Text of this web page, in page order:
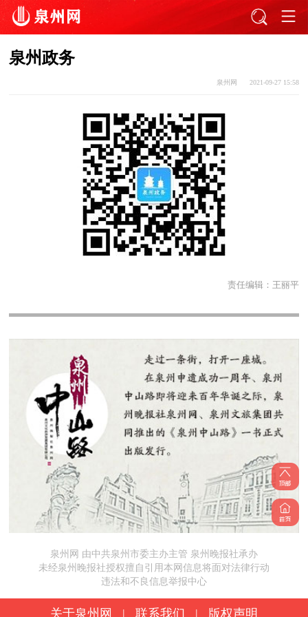
泉州政务
泉州网 2021-09-27 15:58
责任编辑： 王丽平
泉州网 由中共泉州市委主办主管 泉州晚报社承办
未经泉州晚报社授权擅自引用本网信息将面对法律行动
违法和不良信息举报中心
关于泉州网 | 联系我们 | 版权声明